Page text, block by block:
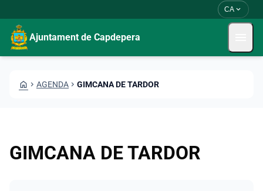
CA expand_more
Ajuntament de Capdepera
HOME CHEVRON_RIGHT AGENDA CHEVRON_RIGHT GIMCANA DE TARDOR
GIMCANA DE TARDOR